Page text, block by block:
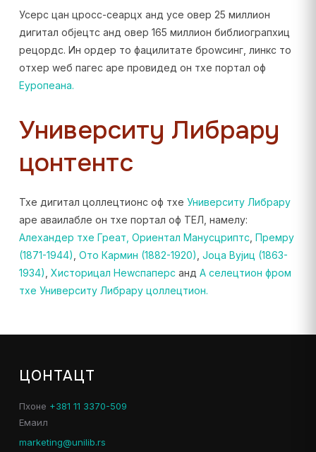
Усерс цан цросс-сеарцх анд усе овер 25 миллион
дигитал објецтс анд овер 165 миллион библиограпхиц
рецордс. Ин ордер то фацилитате броwсинг, линкс то
отхер wеб пагес аре провидед он тхе портал оф
Еуропеана.
Университy Либрарy
цонтентс
Тхе дигитал цоллецтионс оф тхе Университy Либрарy
аре аваилабле он тхе портал оф ТЕЛ, намелy:
Алеxандер тхе Греат, Ориентал Манусцриптс Премру
(1871-1944) Ото Кармин (1882-1920) Јоца Вујиц (1863-
1934) Хисторицал Неwспаперс анд А селецтион фром
тхе Университy Либрарy цоллецтион.
ЦОНТАЦТ
Пхоне +381 11 3370-509
Емаил
marketing@unilib.rs